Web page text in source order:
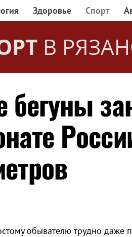
Здоровье Спорт
В
бегуны
обывателю трудно даже